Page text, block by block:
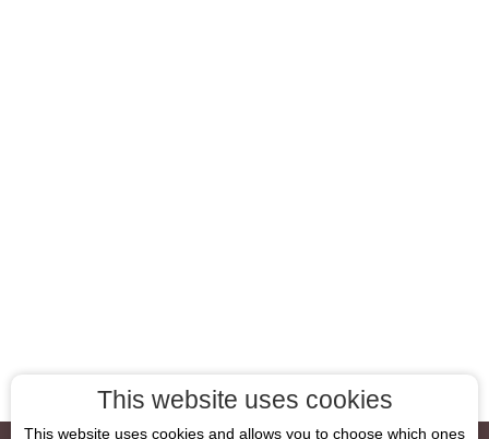
This website uses cookies
This website uses cookies and allows you to choose which ones